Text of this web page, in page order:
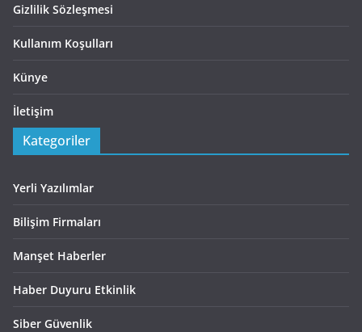
Gizlilik Sözleşmesi
Kullanım Koşulları
Künye
İletişim
Kategoriler
Yerli Yazılımlar
Bilişim Firmaları
Manşet Haberler
Haber Duyuru Etkinlik
Siber Güvenlik